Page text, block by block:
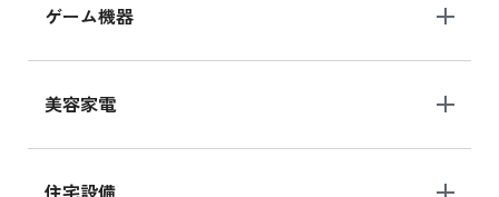
ゲーム機器
美容家電